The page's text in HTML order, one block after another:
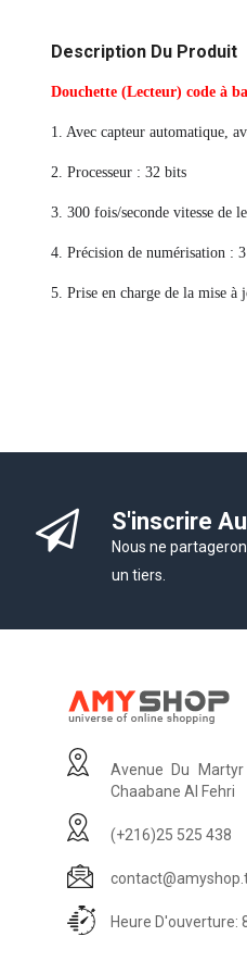
Description Du Produit
Douchette (Lecteur) codeà
1. Avec capteur automatique,
2. Processeur : 32 bits
3. 300 fois/seconde vitesse de
4. Précision de numérisation :
5. Prise en charge de la mise à
S'inscrire
Nous ne
un tiers.
Avenue Du
Chaabane Al Fehri
(+216)25 525 438
Heure D'ouverture: